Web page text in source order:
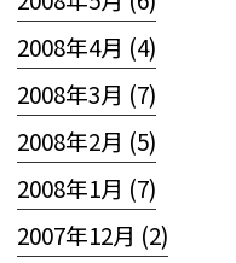
2008年4月 (4)
2008年3月 (7)
2008年2月 (5)
2008年1月 (7)
2007年12月 (2)